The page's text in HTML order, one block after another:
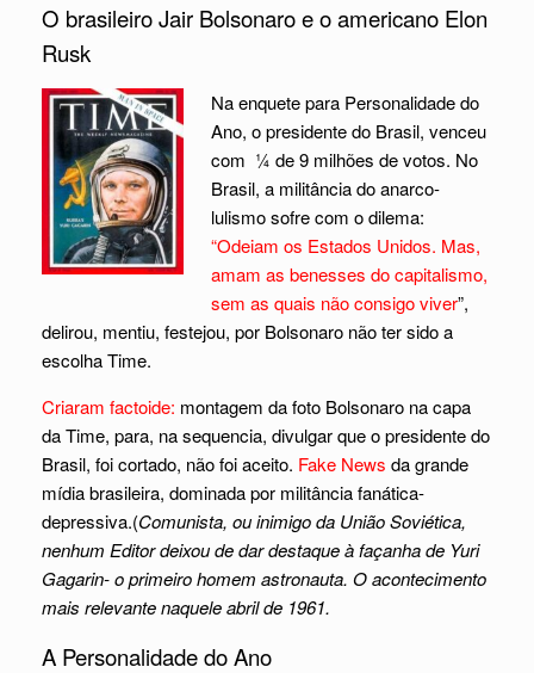
O brasileiro Jair Bolsonaro e o americano Elon
Rusk
Na enquete para Personalidade do
Ano, o presidente do Brasil, venceu
com ¼ de 9 milhões de votos. No
Brasil, a militância do anarco-
lulismo sofre com o dilema:
“Odeiam os Estados Unidos. Mas,
amam as benesses do capitalismo,
sem as quais não consigo viver”,
delirou, mentiu, festejou, por Bolsonaro não ter sido a
escolha Time.
Criaram factoide: montagem da foto Bolsonaro na capa
da Time, para, na sequencia, divulgar que o presidente do
Brasil, foi cortado, não foi aceito. Fake News da grande
mídia brasileira, dominada por militância fanática-
depressiva.(Comunista, ou inimigo da União Soviética,
nenhum Editor deixou de dar destaque à façanha de Yuri
Gagarin- o primeiro homem astronauta. O acontecimento
mais relevante naquele abril de 1961.
A Personalidade do Ano